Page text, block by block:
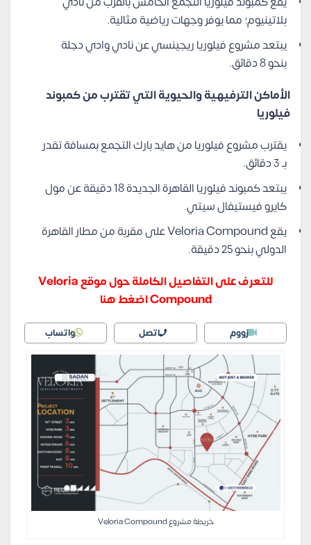
بلاتينيوم؛ مما يوفر وجهات رياضية مثالية.
يبتعد مشروع فيلوريا ريجينسي عن نادي وادي دجلة
بنحو 8 دقائق.
الأماكن الترفيهية والحيوية التي تقترب من كمبوند
فيلوريا
يقترب مشروع فيلوريا من هايد بارك التجمع بمسافة تقدر
بـ 3 دقائق.
يبتعد كمبوند فيلوريا القاهرة الجديدة 18 دقيقة عن مول
كايرو فيستيفال سيتي.
يقع Veloria Compound على مقربة من مطار القاهرة
الدولي بنحو 25 دقيقة.
للتعرف على التفاصيل الكاملة حول موقع Veloria
Compound اضغط هنا
زووم اتصل واتساب
خريطة مشروع Veloria Compound